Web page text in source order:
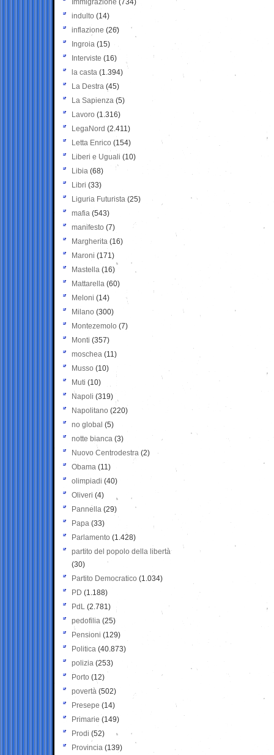
Immigrazione (734)
indulto (14)
inflazione (26)
Ingroia (15)
Interviste (16)
la casta (1.394)
La Destra (45)
La Sapienza (5)
Lavoro (1.316)
LegaNord (2.411)
Letta Enrico (154)
Liberi e Uguali (10)
Libia (68)
Libri (33)
Liguria Futurista (25)
mafia (543)
manifesto (7)
Margherita (16)
Maroni (171)
Mastella (16)
Mattarella (60)
Meloni (14)
Milano (300)
Montezemolo (7)
Monti (357)
moschea (11)
Musso (10)
Muti (10)
Napoli (319)
Napolitano (220)
no global (5)
notte bianca (3)
Nuovo Centrodestra (2)
Obama (11)
olimpiadi (40)
Oliveri (4)
Pannella (29)
Papa (33)
Parlamento (1.428)
partito del popolo della libertà
(30)
Partito Democratico (1.034)
PD (1.188)
PdL (2.781)
pedofilia (25)
Pensioni (129)
Politica (40.873)
polizia (253)
Porto (12)
povertà (502)
Presepe (14)
Primarie (149)
Prodi (52)
Provincia (139)